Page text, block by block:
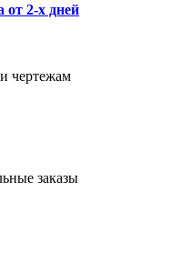
от 2-х дней
чертежам
заказы